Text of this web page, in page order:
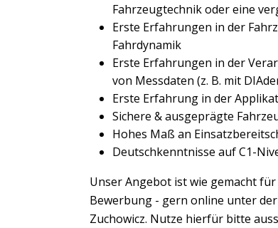
Fahrzeugtechnik oder eine
Erste Erfahrungen in der
Fahrdynamik
Erste Erfahrungen in der
von Messdaten (z. B. mit
Erste Erfahrung in der
Sichere & ausgeprägte
Hohes Maß an
Deutschkenntnisse auf C1-
Unser Angebot ist wie gemacht
Bewerbung - gern online unter
Zuchowicz. Nutze hierfür bitte